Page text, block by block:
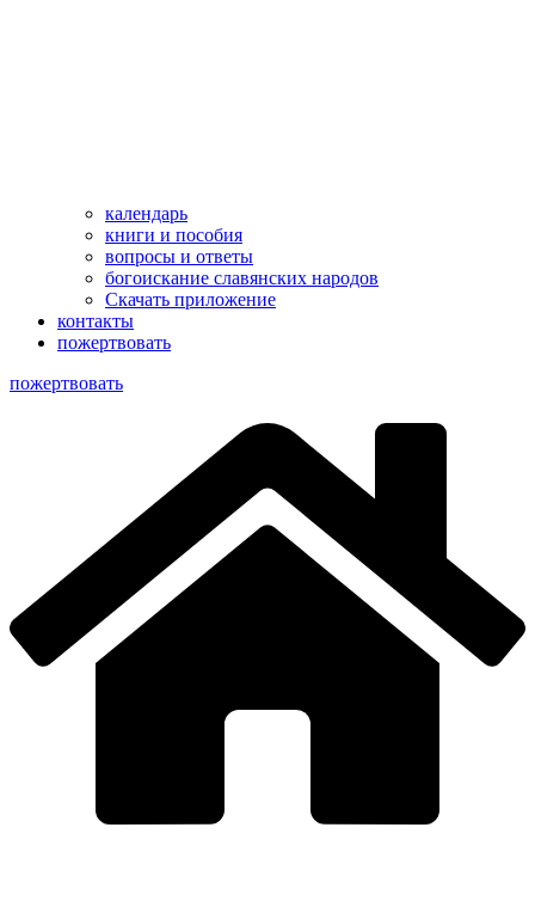
календарь
книги и пособия
вопросы и ответы
богоискание славянских народов
Скачать приложение
контакты
пожертвовать
пoжертвовать